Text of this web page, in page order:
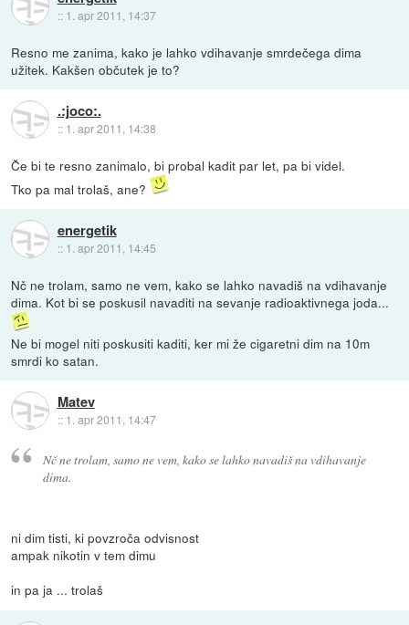
:: 1. apr 2011, 14:37
Resno me zanima, kako je lahko vdihavanje smrdečega dima
užitek. Kakšen občutek je to?
.:joco:.
:: 1. apr 2011, 14:38
Če bi te resno zanimalo, bi probal kadit par let, pa bi videl.
Tko pa mal trolaš, ane?
energetik
:: 1. apr 2011, 14:45
Nč ne trolam, samo ne vem, kako se lahko navadiš na vdihavanje
dima. Kot bi se poskusil navaditi na sevanje radioaktivnega joda...
Ne bi mogel niti poskusiti kaditi, ker mi že cigaretni dim na 10m
smrdi ko satan.
Matev
:: 1. apr 2011, 14:47
Nč ne trolam, samo ne vem, kako se lahko navadiš na vdihavanje
dima.
ni dim tisti, ki povzroča odvisnost
ampak nikotin v tem dimu
in pa ja ... trolaš